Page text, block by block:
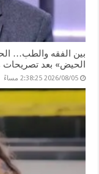
بين الفقه والطب…
الحيض» بعد
2026/08/05 2:38:25 مساءً